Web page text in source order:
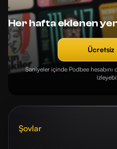
Her hafta eklenen
Ücretsiz
Saniyeler içinde Podbee
Şovlar